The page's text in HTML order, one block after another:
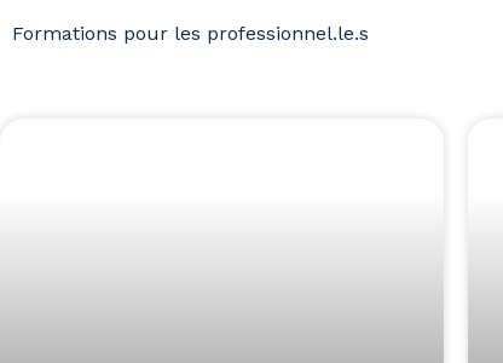
Formations pour les professionnel.le.s